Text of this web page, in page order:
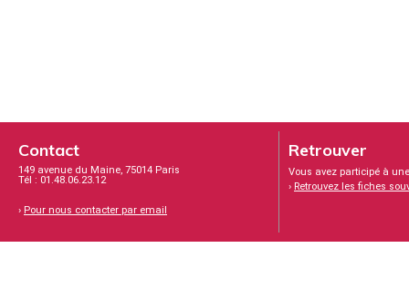
Contact
149 avenue du Maine, 75014 Paris
Tél : 01.48.06.23.12
› Pour nous contacter par email
Retrouver
Vous avez participé à
› Retrouvez les fiches